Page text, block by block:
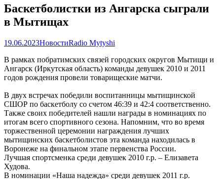
Баскетболистки из Ангарска сыграли
в Мытищах
19.06.2023НовостиRadio Mytyshi
В рамках побратимских связей городских округов Мытищи и
Ангарск (Иркутская область) команды девушек 2010 и 2011
годов рождения провели товарищеские матчи.
В двух встречах победили воспитанницы мытищинской
СШОР по баскетболу со счетом 46:39 и 42:4 соответственно.
Также своих победителей нашли награды в номинациях по
итогам всего спортивного сезона. Напомним, что во время
торжественной церемонии награждения лучших
мытищинских баскетболистов эта команда находилась в
Воронеже на финальном этапе первенства России.
Лучшая спортсменка среди девушек 2010 г.р. – Елизавета
Худова.
В номинации «Наша надежда» среди девушек 2011 г.р.